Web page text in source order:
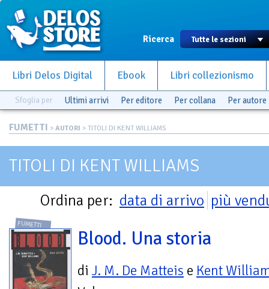
Ricerca
Libri Delos Digital Ebook Libri collezionismo
Sfoglia per Ultimi arrivi Per editore Per collana Per autore
FUMETTI > AUTORI > TITOLI DI KENT WILLIAMS
TITOLI DI KENT WILLIAMS
Ordina per: data di arrivo più
FUMETTI
Blood. Una storia
di J. M. De Matteis e Kent